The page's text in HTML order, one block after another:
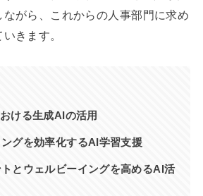
ながら、これからの人事部門に求め
きます。
ける生成AIの活用
グを効率化するAI学習支援
とウェルビーイングを高めるAI活